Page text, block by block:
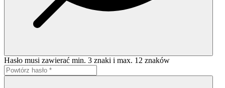
Hasło musi zawierać min. 3 znaki i max. 12 znaków